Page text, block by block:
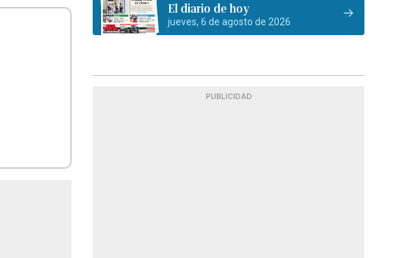
El diario de hoy
jueves, 6 de agosto de 2026
PUBLICIDAD